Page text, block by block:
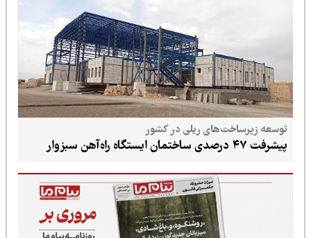
توسعه زیرساخت‌های ریلی در کشور
پیشرفت ۴۷ درصدی ساختمان ایستگاه راه‌آهن سبزوار